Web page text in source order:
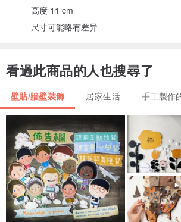
高度 11 cm
尺寸可能略有差异
看過此商品的人也搜尋了
壁貼/牆壁裝飾 居家生活 手工製作